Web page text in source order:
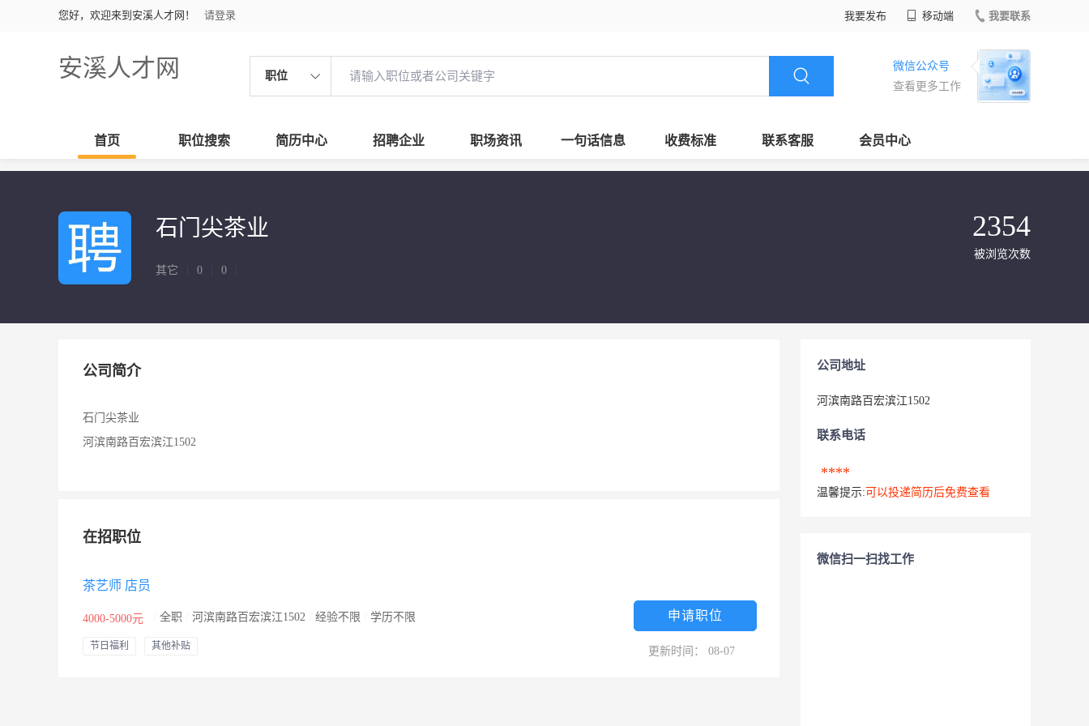
您好，欢迎来到安溪人才网！ 请登录 我要发布 移动端 我要联系
安溪人才网 职位
微信公众号
查看更多工作
首页 职位搜索 简历中心 招聘企业 职场资讯 一句话信息 收费标准 联系客服 会员中心
石门尖茶业
其它 0 0
2354
被浏览次数
公司简介
石门尖茶业
河滨南路百宏滨江1502
在招职位
茶艺师 店员
4000-5000元 全职 河滨南路百宏滨江1502 经验不限 学历不限
节日福利 其他补贴
申请职位
更新时间： 08-07
公司地址
河滨南路百宏滨江1502
联系电话
****
温馨提示: 可以投递简历后免费查看
微信扫一扫找工作